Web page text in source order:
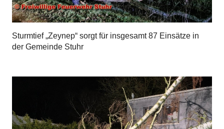
Sturmtief „Zeynep“ sorgt für insgesamt 87 Einsätze in
der Gemeinde Stuhr